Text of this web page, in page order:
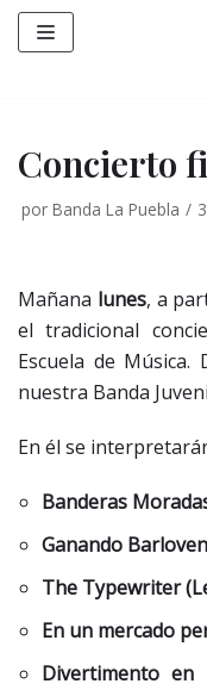
Saltar
al
Concierto
por Banda La Puebla
Mañana lunes, a
el tradicional
Escuela de
nuestra Banda
En él se
Banderas
Ganando
The Typewriter
En un mercado
Divertimento